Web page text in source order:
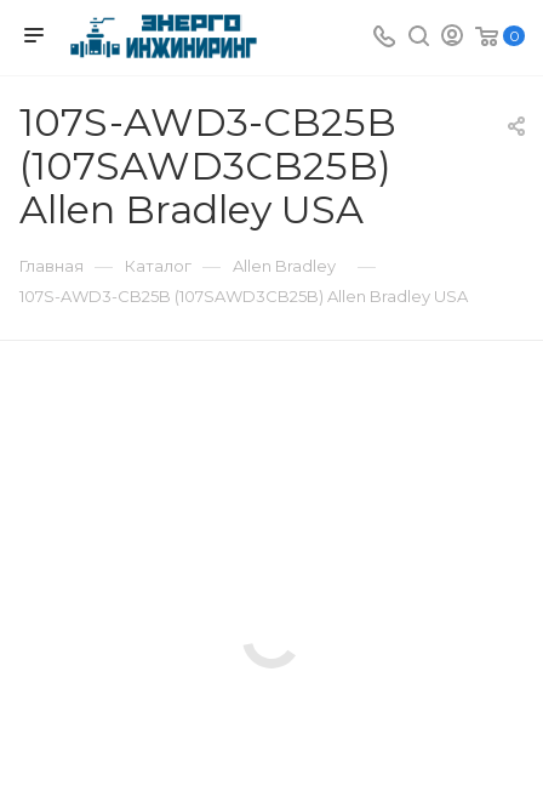
0
107S-AWD3-CB25B
(107SAWD3CB25B)
Allen Bradley USA
Главная — Каталог — Allen Bradley —
107S-AWD3-CB25B (107SAWD3CB25B) Allen Bradley USA